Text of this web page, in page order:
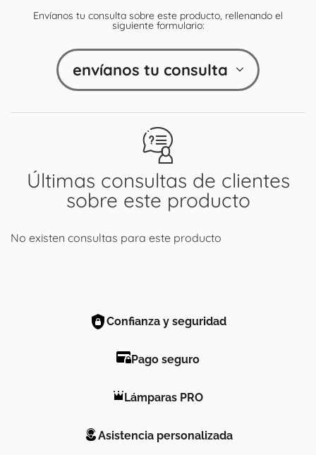
Últimas consultas de clientes
sobre este producto
No existen consultas para este producto
Envíanos tu consulta sobre este producto, rellenando el
siguiente formulario:
envíanos tu consulta
Confianza y seguridad
Pago seguro
Lámparas PRO
Asistencia personalizada